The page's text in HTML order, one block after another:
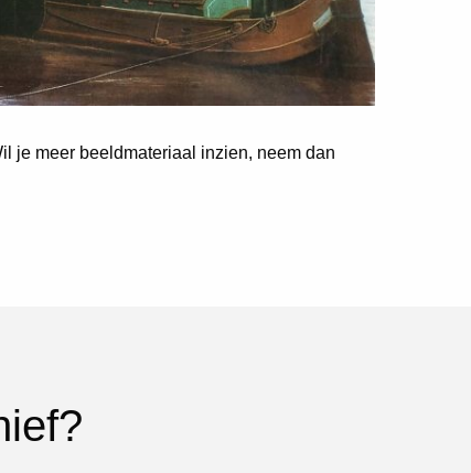
je meer beeldmateriaal inzien, neem dan